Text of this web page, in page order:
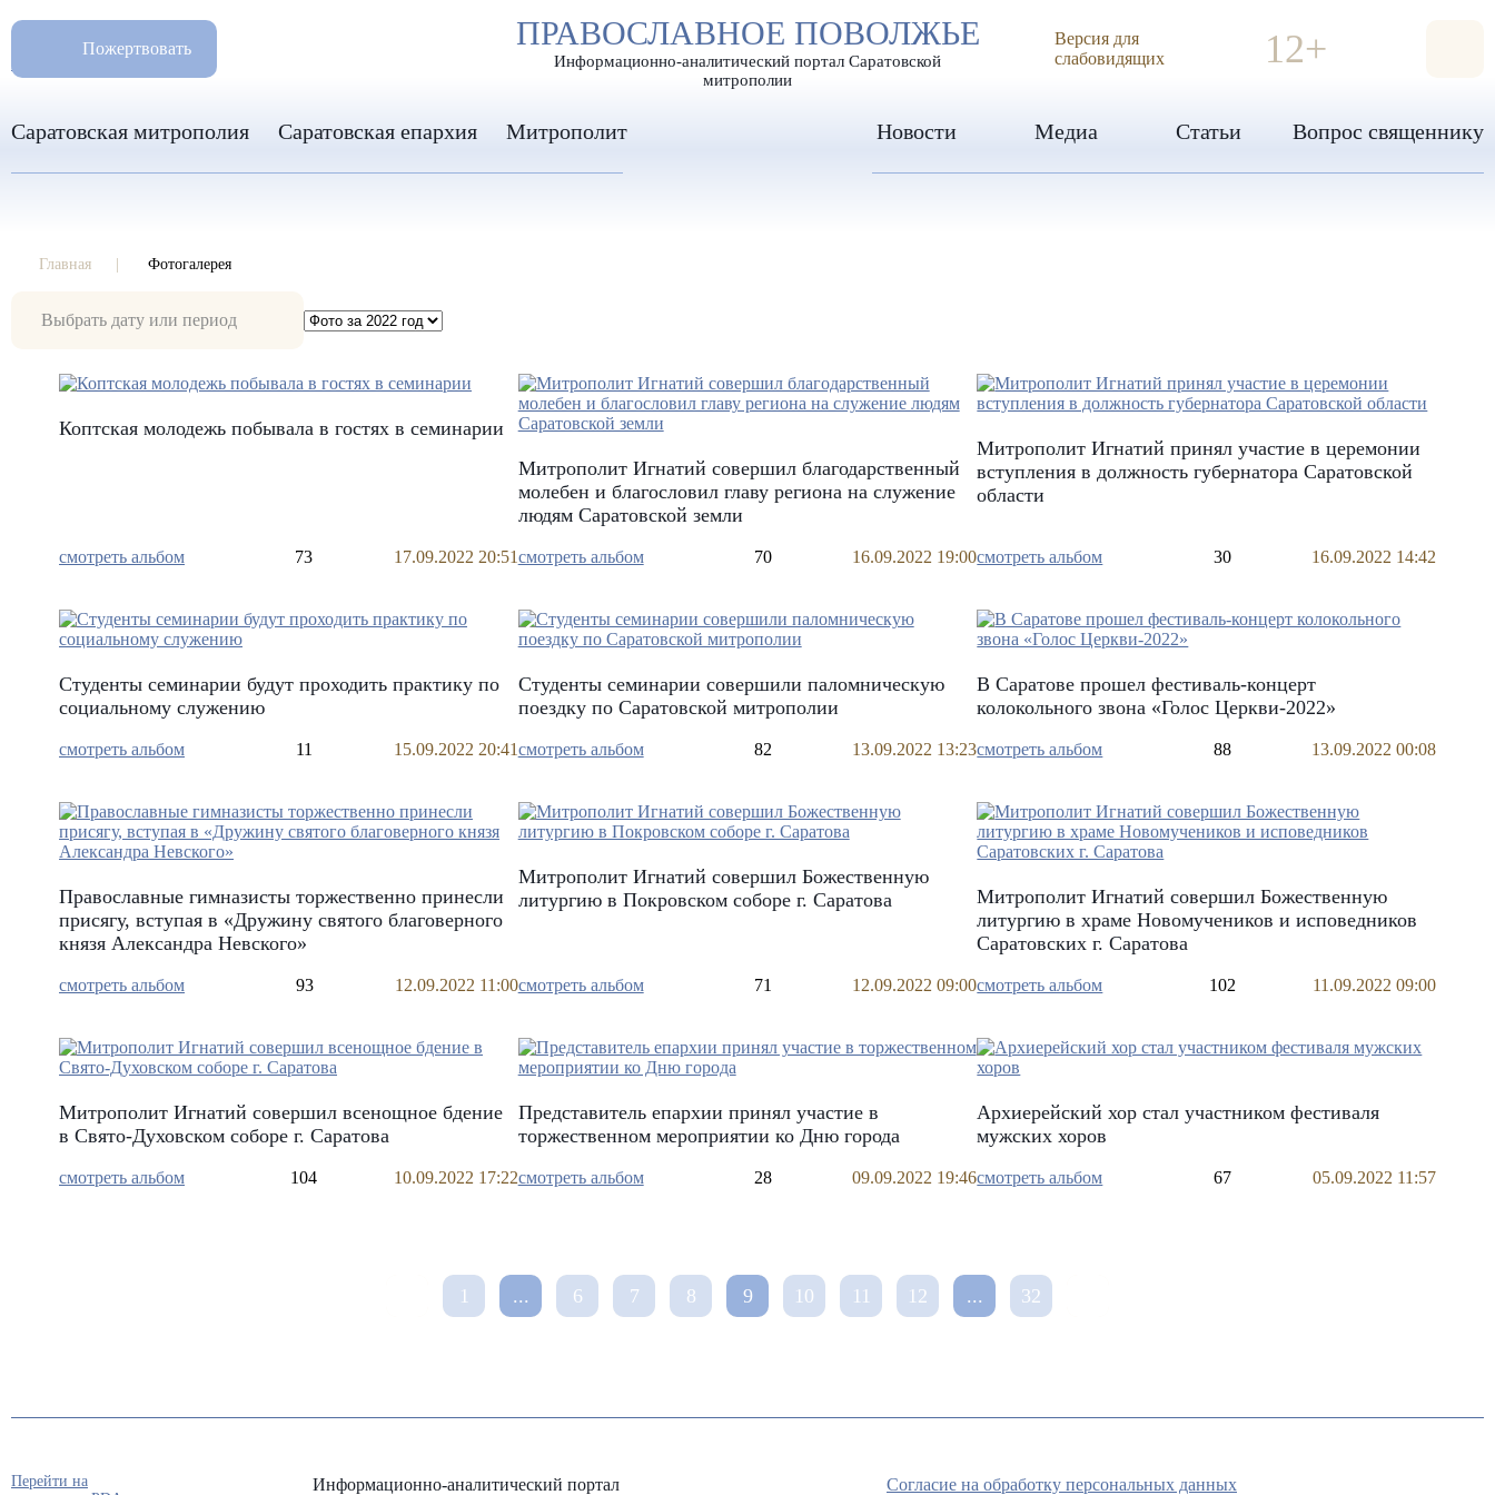
РАЗМЕР ШРИФТА А А А ИЗОБРАЖЕНИЯ
ПРАВОСЛАВНОЕ ПОВОЛЖЬЕ
Информационно-аналитический портал Саратовской
митрополии
Пожертвовать
8 960 346 31 04
info-sar@mail.ru
Версия для
слабовидящих
12+
Саратовская митрополия Саратовская епархия Митрополит Новости Медиа Статьи Вопрос священнику
Главная Фотогалерея
Фотогалерея
Коптская молодежь побывала в гостях в семинарии
смотреть альбом 73 17.09.2022 20:51
Митрополит Игнатий совершил благодарственный
молебен и благословил главу региона на служение
людям Саратовской земли
смотреть альбом 70 16.09.2022 19:00
Митрополит Игнатий принял участие в церемонии
вступления в должность губернатора Саратовской
области
смотреть альбом 30 16.09.2022 14:42
Студенты семинарии будут проходить практику по
социальному служению
смотреть альбом 11 15.09.2022 20:41
Студенты семинарии совершили паломническую
поездку по Саратовской митрополии
смотреть альбом 82 13.09.2022 13:23
В Саратове прошел фестиваль-концерт
колокольного звона «Голос Церкви-2022»
смотреть альбом 88 13.09.2022 00:08
Православные гимназисты торжественно принесли
присягу, вступая в «Дружину святого благоверного
князя Александра Невского»
смотреть альбом 93 12.09.2022 11:00
Митрополит Игнатий совершил Божественную
литургию в Покровском соборе г. Саратова
смотреть альбом 71 12.09.2022 09:00
Митрополит Игнатий совершил Божественную
литургию в храме Новомучеников и исповедников
Саратовских г. Саратова
смотреть альбом 102 11.09.2022 09:00
Митрополит Игнатий совершил всенощное бдение
в Свято-Духовском соборе г. Саратова
смотреть альбом 104 10.09.2022 17:22
Представитель епархии принял участие в
торжественном мероприятии ко Дню города
смотреть альбом 28 09.09.2022 19:46
Архиерейский хор стал участником фестиваля
мужских хоров
смотреть альбом 67 05.09.2022 11:57
1 ... 6 7 8 9 10 11 12 ... 32
Информационно-аналитический портал Согласие на обработку персональных данных
Перейти на